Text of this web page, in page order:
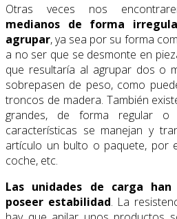
Otras veces nos
medianos de forma
agrupar, ya sea por su forma
a no ser que se desmonte en
que resultaría al agrupar dos o
sobrepasen de peso, como
troncos de madera. También
grandes, de forma regular
características se manejan y
artículo un bulto o paquete, por
coche, etc.
Las unidades de carga
poseer estabilidad. La